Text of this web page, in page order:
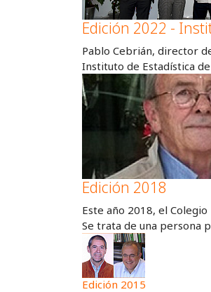
Edición 2022 -
Pablo Cebrián, director
Instituto de Estadística
Edición 2018
Este año 2018, el
Se trata de una persona
Edición 2015